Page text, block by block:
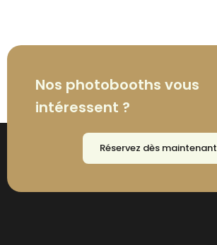
Nos photobooths vous
intéressent ?
Réservez dès maintenant